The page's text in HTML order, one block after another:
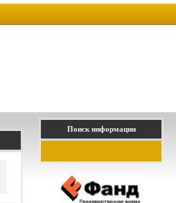
Поиск информации